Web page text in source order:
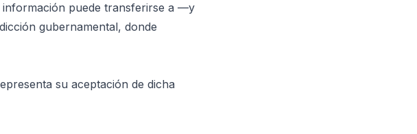
información puede transferirse a —y
gubernamental, donde
su aceptación de dicha